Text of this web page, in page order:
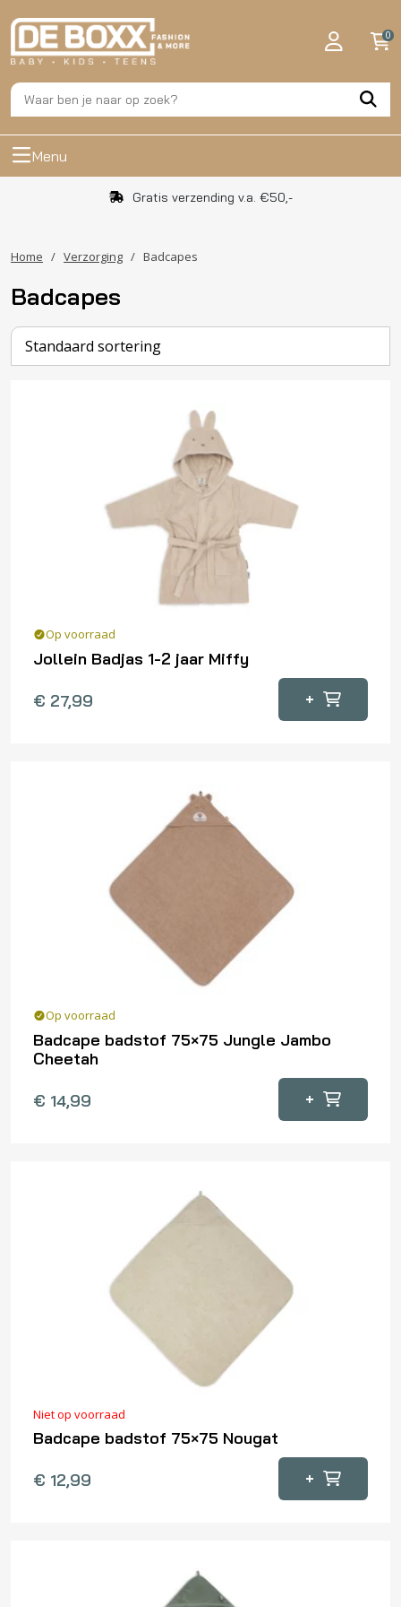
0
Menu
Gratis verzending v.a. €50,-
Home / Verzorging / Badcapes
Badcapes
Op voorraad
Jollein Badjas 1-2 jaar Miffy
€ 27,99 +
Op voorraad
Badcape badstof 75×75 Jungle Jambo
Cheetah
€ 14,99 +
Niet op voorraad
Badcape badstof 75×75 Nougat
€ 12,99 +